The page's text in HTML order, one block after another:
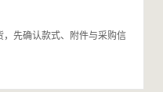
先确认款式、附件与采购信